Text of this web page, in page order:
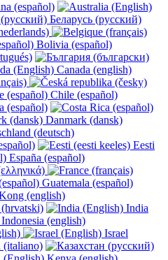
(español)
Беларусь (русский)
Bolivia (español)
Canada (english)
Chile (español)
(español)
Danmark (dansk)
(deutsch)
Eesti
España (español)
Guatemala (español)
(english)
India
Indonesia (english)
Israel
(italiano)